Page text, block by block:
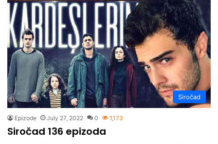
Siročad
Epizode July 27, 2022 0 1,173
Siročad 136 epizoda